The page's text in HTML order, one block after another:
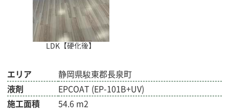
LDK【硬化後】
エリア
静岡県駿東郡長泉町
液剤
EPCOAT (EP-101B+UV)
施工面積
54.6 m2